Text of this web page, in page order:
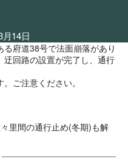
月14日
府道38号で法面崩落があり
回路の設置が完了し、通行
ご注意ください。
里間の通行止め(冬期)も解